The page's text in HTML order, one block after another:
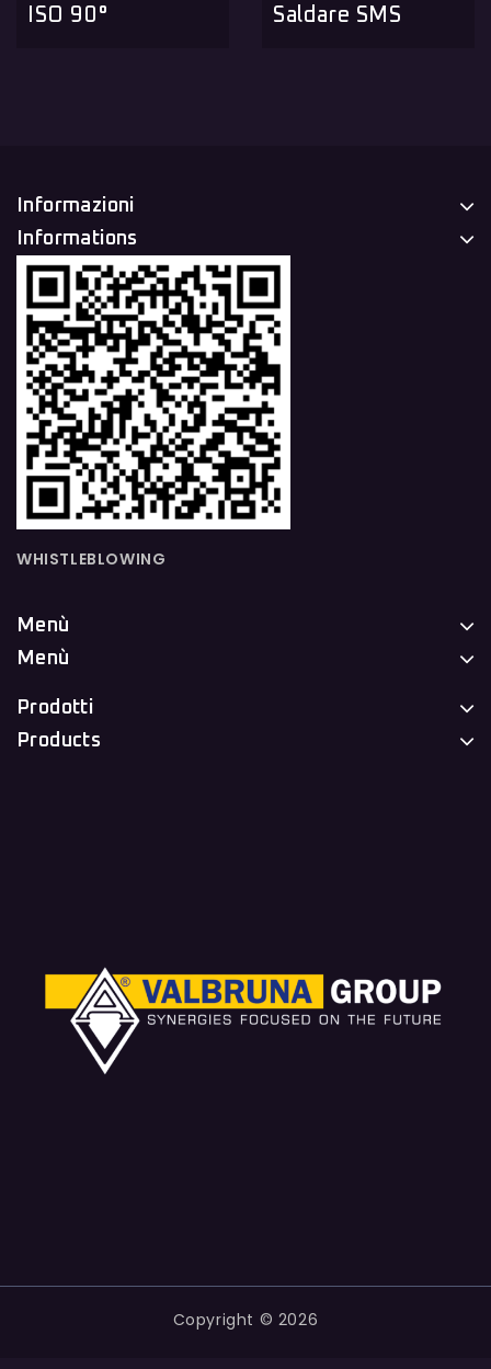
ISO 90°
Saldare SMS
Informazioni
Informations
WHISTLEBLOWING
Menù
Menù
Prodotti
Products
Copyright © 2026